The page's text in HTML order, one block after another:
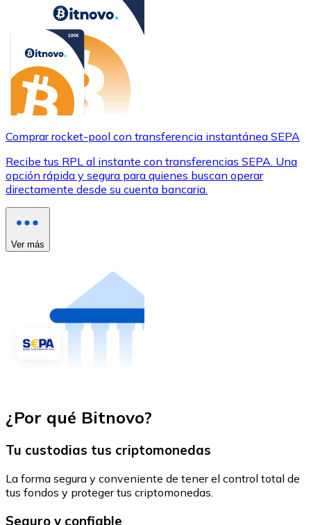
Comprar rocket-pool con transferencia instantánea SEPA
Recibe tus RPL al instante con transferencias SEPA. Una
opción rápida y segura para quienes buscan operar
directamente desde su cuenta bancaria.
Ver más
¿Por qué Bitnovo?
Tu custodias tus criptomonedas
La forma segura y conveniente de tener el control total de
tus fondos y proteger tus criptomonedas.
Seguro y confiable